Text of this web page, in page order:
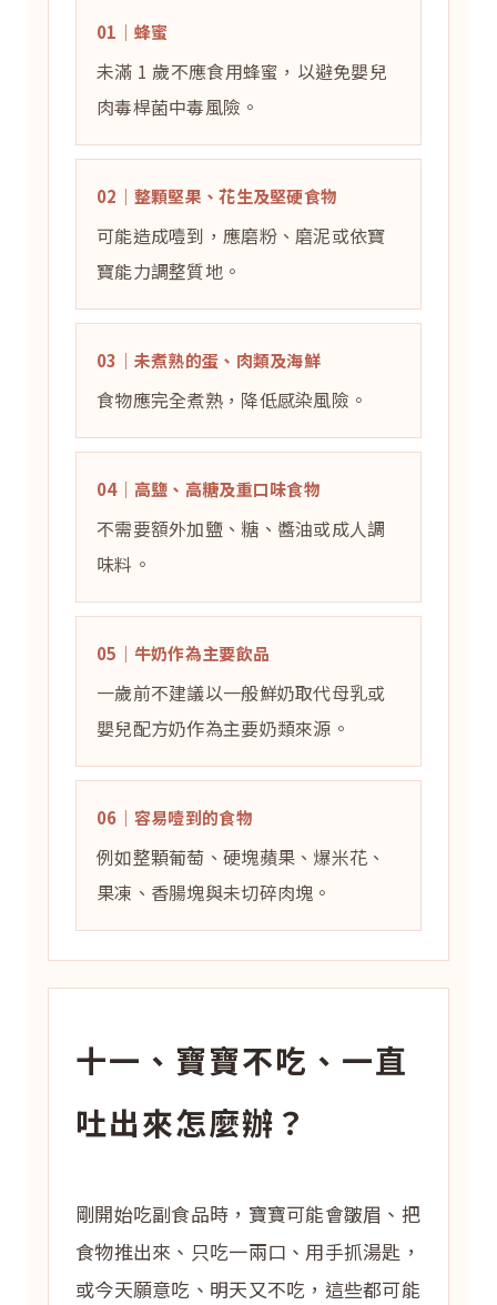
01｜蜂蜜
未滿 1 歲不應食用蜂蜜，以避免嬰兒
肉毒桿菌中毒風險。
02｜整顆堅果、花生及堅硬食物
可能造成噎到，應磨粉、磨泥或依寶
寶能力調整質地。
03｜未煮熟的蛋、肉類及海鮮
食物應完全煮熟，降低感染風險。
04｜高鹽、高糖及重口味食物
不需要額外加鹽、糖、醬油或成人調
味料。
05｜牛奶作為主要飲品
一歲前不建議以一般鮮奶取代母乳或
嬰兒配方奶作為主要奶類來源。
06｜容易噎到的食物
例如整顆葡萄、硬塊蘋果、爆米花、
果凍、香腸塊與未切碎肉塊。
十一、寶寶不吃、一直
吐出來怎麼辦？
剛開始吃副食品時，寶寶可能會皺眉、把
食物推出來、只吃一兩口、用手抓湯匙，
或今天願意吃、明天又不吃，這些都可能